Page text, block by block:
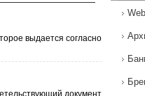
выдается согласно
документ